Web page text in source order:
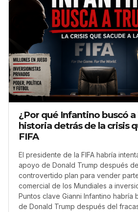
¿Por qué Infantino buscó a
historia detrás de la crisis
FIFA
El presidente de la FIFA habría
apoyo de Donald Trump después
controvertido plan para vender
comercial de los Mundiales a
Puntos clave Gianni Infantino habría
de Donald Trump después del